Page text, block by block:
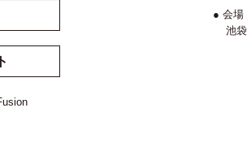
● 会場
池